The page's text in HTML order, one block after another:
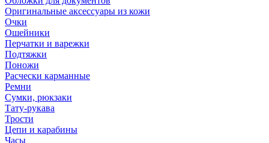
Оригинальные аксессуары из кожи
Очки
Ошейники
Перчатки и варежки
Подтяжки
Поножи
Расчески карманные
Ремни
Сумки, рюкзаки
Тату-рукава
Трости
Цепи и карабины
Часы